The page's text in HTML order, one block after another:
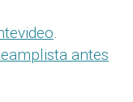
.
antes